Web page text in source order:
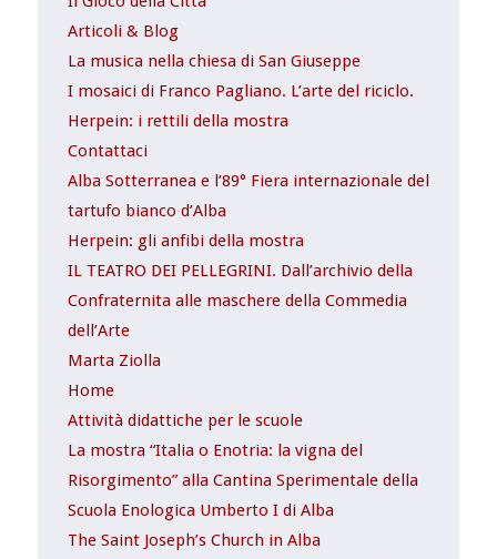
Articoli & Blog
La musica nella chiesa di San Giuseppe
I mosaici di Franco Pagliano. L’arte del riciclo.
Herpein: i rettili della mostra
Contattaci
Alba Sotterranea e l’89° Fiera internazionale del
tartufo bianco d’Alba
Herpein: gli anfibi della mostra
IL TEATRO DEI PELLEGRINI. Dall’archivio della
Confraternita alle maschere della Commedia
dell’Arte
Marta Ziolla
Home
Attività didattiche per le scuole
La mostra “Italia o Enotria: la vigna del
Risorgimento” alla Cantina Sperimentale della
Scuola Enologica Umberto I di Alba
The Saint Joseph’s Church in Alba